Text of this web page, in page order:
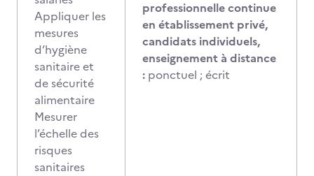
Appliquer les
mesures
d’hygiène
sanitaire et
de sécurité
alimentaire
Mesurer
l’échelle des
risques
sanitaires
professionnelle continue
en établissement privé,
candidats individuels,
enseignement à distance
: ponctuel ; écrit